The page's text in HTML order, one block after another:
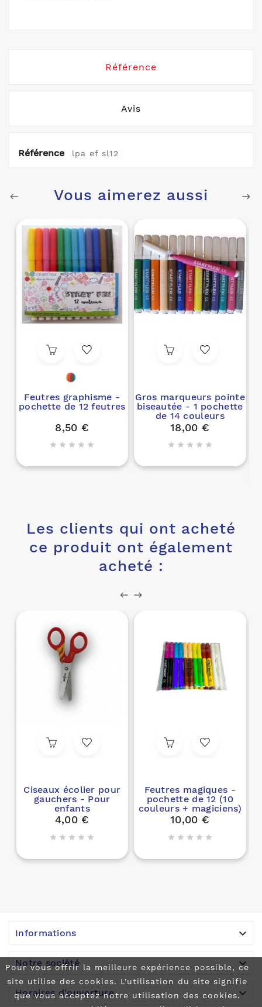
Pour vous offrir la meilleure expérience possible, ce
site utilise des cookies. L'utilisation du site signifie
que vous acceptez notre utilisation des cookies.
Référence
Avis
Référence lpa ef sl12
Vous aimerez aussi
Feutres graphisme -
pochette de 12 feutres
8,50 €
    
Gros marqueurs pointe
biseautée - 1 pochette
de 14 couleurs
18,00 €
    
Les clients qui ont acheté
ce produit ont également
acheté :
Ciseaux écolier pour
gauchers - Pour
enfants
4,00 €
    
Feutres magiques -
pochette de 12 (10
couleurs + magiciens)
10,00 €
    
Informations 
Notre société 
Horaires d'ouverture 